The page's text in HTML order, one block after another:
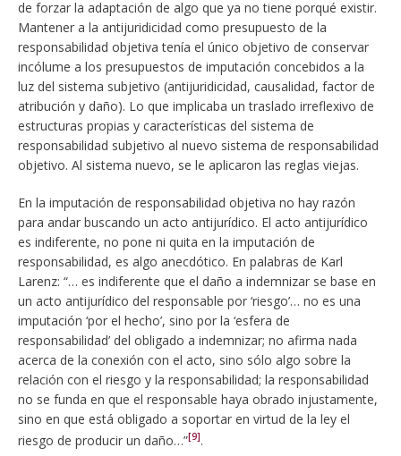
de forzar la adaptación de algo que ya no tiene porqué existir.
Mantener a la antijuridicidad como presupuesto de la
responsabilidad objetiva tenía el único objetivo de conservar
incólume a los presupuestos de imputación concebidos a la
luz del sistema subjetivo (antijuridicidad, causalidad, factor de
atribución y daño). Lo que implicaba un traslado irreflexivo de
estructuras propias y características del sistema de
responsabilidad subjetivo al nuevo sistema de responsabilidad
objetivo. Al sistema nuevo, se le aplicaron las reglas viejas.
En la imputación de responsabilidad objetiva no hay razón
para andar buscando un acto antijurídico. El acto antijurídico
es indiferente, no pone ni quita en la imputación de
responsabilidad, es algo anecdótico. En palabras de Karl
Larenz: “… es indiferente que el daño a indemnizar se base en
un acto antijurídico del responsable por ‘riesgo’… no es una
imputación ‘por el hecho’, sino por la ‘esfera de
responsabilidad’ del obligado a indemnizar; no afirma nada
acerca de la conexión con el acto, sino sólo algo sobre la
relación con el riesgo y la responsabilidad; la responsabilidad
no se funda en que el responsable haya obrado injustamente,
sino en que está obligado a soportar en virtud de la ley el
riesgo de producir un daño…”[9].